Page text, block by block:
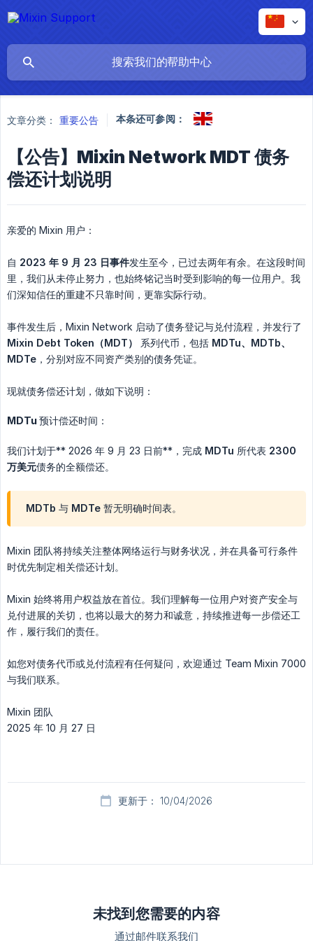
文章分类： 重要公告 本条还可参阅：
【公告】Mixin Network MDT 债务
偿还计划说明
亲爱的 Mixin 用户：
自 2023 年 9 月 23 日事件发生至今，已过去两年有余。在这段时间
里，我们从未停止努力，也始终铭记当时受到影响的每一位用户。我
们深知信任的重建不只靠时间，更靠实际行动。
事件发生后，Mixin Network 启动了债务登记与兑付流程，并发行了
Mixin Debt Token（MDT）
系列代币，包括 MDTu、MDTb、
MDTe ，分别对应不同资产类别的债务凭证。
现就债务偿还计划，做如下说明：
MDTu 预计偿还时间：
我们计划于** 2026 年 9 月 23 日前**，完成 MDTu 所代表 2300
万美元债务的全额偿还。
MDTb 与 MDTe 暂无明确时间表。
Mixin 团队将持续关注整体网络运行与财务状况，并在具备可行条件
时优先制定相关偿还计划。
Mixin 始终将用户权益放在首位。我们理解每一位用户对资产安全与
兑付进展的关切，也将以最大的努力和诚意，持续推进每一步偿还工
作，履行我们的责任。
如您对债务代币或兑付流程有任何疑问，欢迎通过 Team Mixin 7000
与我们联系。
Mixin 团队
2025 年 10 月 27 日
更新于： 10/04/2026
未找到您需要的内容
通过邮件联系我们